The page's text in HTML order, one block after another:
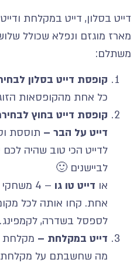
דייט בסלון, דייט במקלחת
מארז מוגזם ונפלא שכולל
משתלם:
קופסת דייט בסלון
כל אחת מהקופסאות
קופסת דייט בחוץ
דייט על הבר – תוססת
לדייט הכי טוב שהיה
לביישנים 🙂
או דייט טו גו
– 4
אחת. קחו אותה לכל
לספסל בשדרה, לקמפינג.
דייט במקלחת –
מה שחשבתם על